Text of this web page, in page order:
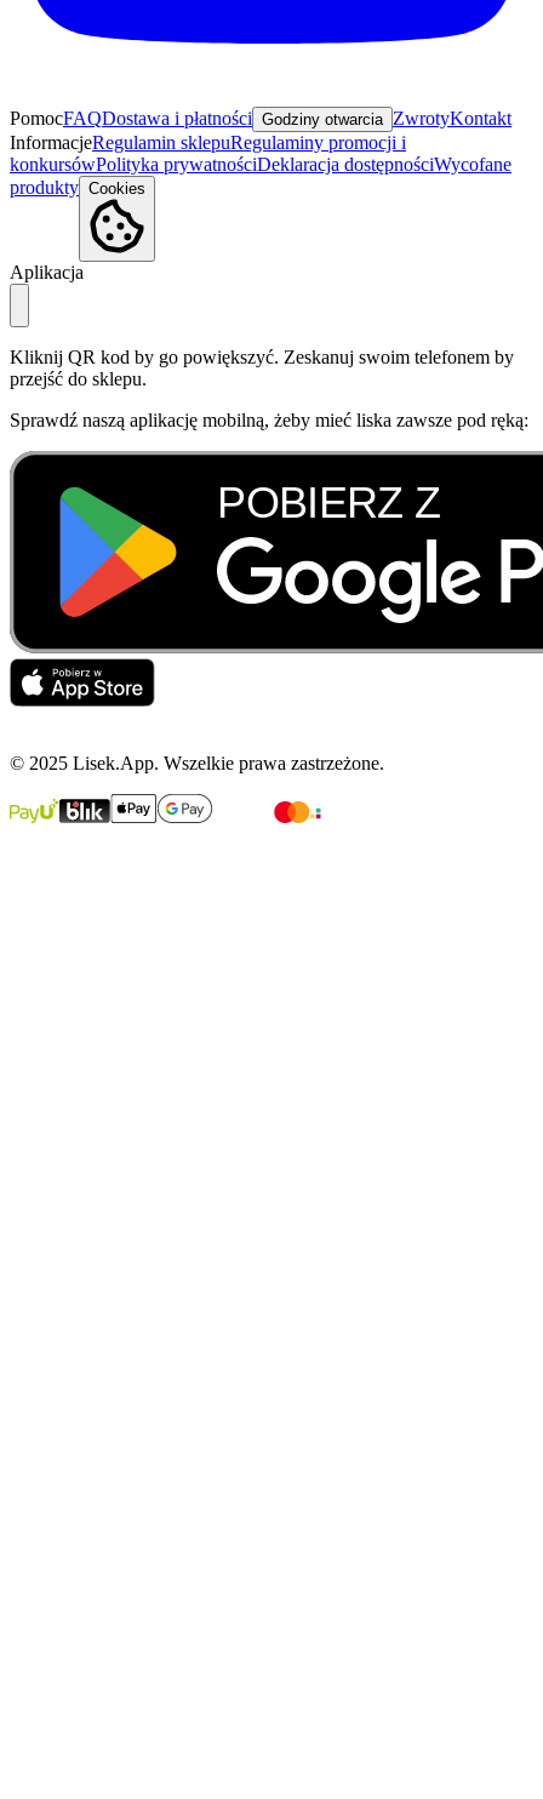
PomocFAQDostawa i płatności Godziny otwarcia ZwrotyKontakt
InformacjeRegulamin sklepuRegulaminy promocji i
konkursówPolityka prywatnościDeklaracja dostępnościWycofane
produkty Cookies
Aplikacja
Kliknij QR kod by go powiększyć. Zeskanuj swoim telefonem by
przejść do sklepu.
Sprawdź naszą aplikację mobilną, żeby mieć liska zawsze pod ręką:
© 2025 Lisek.App. Wszelkie prawa zastrzeżone.